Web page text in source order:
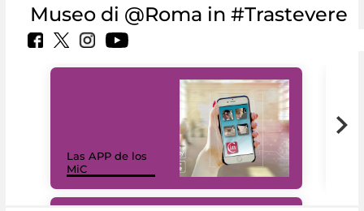
Museo di @Roma in #Trastevere
Las APP de los
MiC